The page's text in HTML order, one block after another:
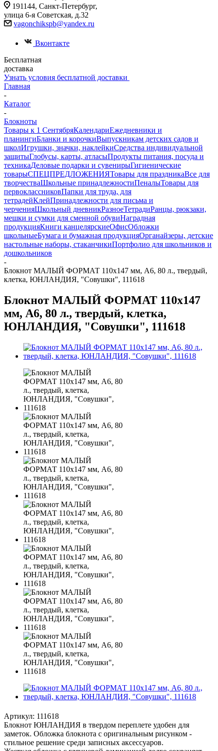
191144, Санкт-Петербург,
улица 6-я Советская, д.32
vagonchikspb@yandex.ru
Вконтакте
Бесплатная
доставка
Узнать условия бесплатной доставки
Главная
-
Каталог
-
Блокноты
Товары к 1 СентябряКалендариЕжедневники и
планингиБланки и корочкиВыпускникам детских садов и
школИгрушки, значки, наклейкиСредства индивидуальной
защитыГлобусы, карты, атласыПродукты питания, посуда и
техникаДеловые подарки и сувенирыГигиенические
товарыСПЕЦПРЕДЛОЖЕНИЯТовары для праздникаВсе для
творчестваШкольные принадлежностиПеналыТовары для
первоклассниковПапки для труда, для
тетрадейКлейПринадлежности для письма и
черченияШкольный дневникРазноеТетрадиРанцы, рюкзаки,
мешки и сумки для сменной обувиНаградная
продукцияКниги канцелярскиеОфисОбложки
школьныеБумага и бумажная продукцияОрганайзеры, детские
настольные наборы, стаканчикиПортфолио для школьников и
дошкольников
-
Блокнот МАЛЫЙ ФОРМАТ 110х147 мм, А6, 80 л., твердый,
клетка, ЮНЛАНДИЯ, "Совушки", 111618
Блокнот МАЛЫЙ ФОРМАТ 110х147
мм, А6, 80 л., твердый, клетка,
ЮНЛАНДИЯ, "Совушки", 111618
Артикул: 111618
Блокнот ЮНЛАНДИЯ в твердом переплете удобен для
заметок. Обложка блокнота с оригинальным рисунком -
стильное решение среди записных аксессуаров.